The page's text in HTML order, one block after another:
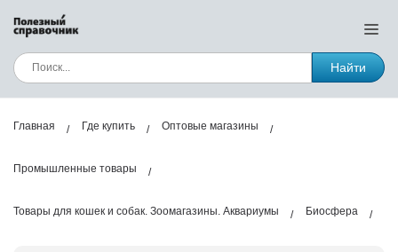
Найти
Главная Где купить Оптовые магазины
Промышленные товары
Товары для кошек и собак. Зоомагазины. Аквариумы Биосфера